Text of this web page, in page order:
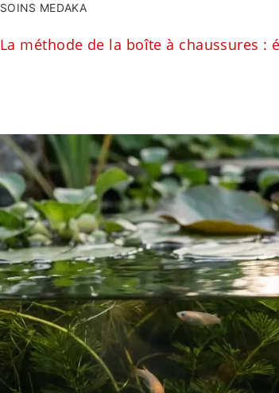
SOINS MEDAKA
La méthode de la boîte à chaussures :